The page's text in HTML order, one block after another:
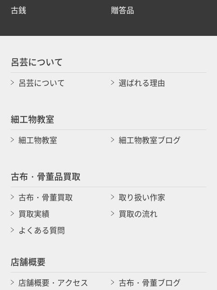
古銭
贈答品
呂芸について
呂芸について 選ばれる理由
細工物教室
細工物教室 細工物教室ブログ
古布・骨董品買取
古布・骨董買取
取り扱い作家
買取実績
買取の流れ
よくある質問
店舗概要
店舗概要・アクセス 古布・骨董ブログ